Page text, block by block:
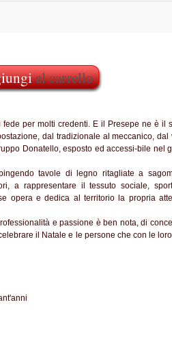
al carrello
per molti credenti. E il Presepe ne è il
dal tradizionale al meccanico, dal
Donatello, esposto ed accessi-bile nel
tavole di legno ritagliate a
a rappresentare il tessuto sociale,
opera e dedica al territorio la propria
e passione è ben nota, di
il Natale e le persone che con le